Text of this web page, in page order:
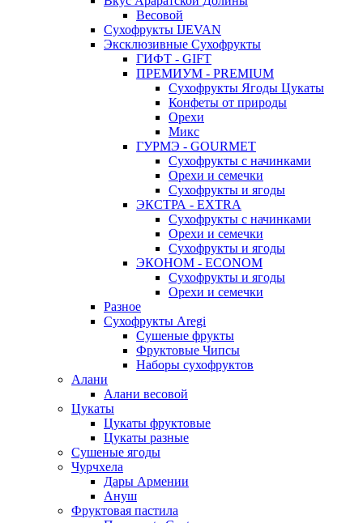
Весовой
Сухофрукты IJEVAN
Эксклюзивные Сухофрукты
ГИФТ - GIFT
ПРЕМИУМ - PREMIUM
Сухофрукты Ягоды Цукаты
Конфеты от природы
Орехи
Микс
ГУРМЭ - GOURMET
Сухофрукты с начинками
Орехи и семечки
Сухофрукты и ягоды
ЭКСТРА - EXTRA
Сухофрукты с начинками
Орехи и семечки
Сухофрукты и ягоды
ЭКОНОМ - ECONOM
Сухофрукты и ягоды
Орехи и семечки
Разное
Сухофрукты Aregi
Сушеные фрукты
Фруктовые Чипсы
Наборы сухофруктов
Алани
Алани весовой
Цукаты
Цукаты фруктовые
Цукаты разные
Сушеные ягоды
Чурчхела
Дары Армении
Ануш
Фруктовая пастила